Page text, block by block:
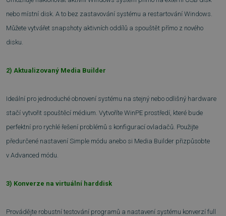
nebo místní disk. A to bez zastavování systému a restartování Windows.
Můžete vytvářet snapshoty aktivních oddílů a spouštět přímo z nového
disku.
2) Aktualizovaný Media Builder
Ideální pro jednoduché obnovení systému na stejný nebo odlišný hardware
stačí vytvořit spouštěcí médium. Vytvoříte WinPE prostředí, které bude
perfektní pro rychlé řešení problémů s konfigurací ovladačů. Použijte
předurčené nastavení Simple módu anebo si Media Builder přizpůsobte
v Advanced módu.
3) Konverze na virtuální harddisk
Provádějte robustní testování programů a nastavení systému konverzí full